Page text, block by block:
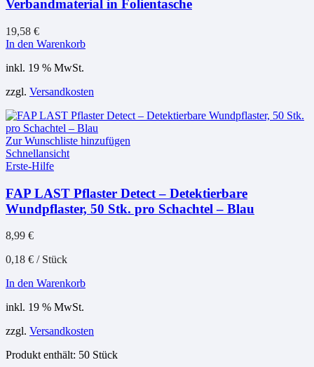
Verbandmaterial in Folientasche
19,58 €
In den Warenkorb
inkl. 19 % MwSt.
zzgl. Versandkosten
Zur Wunschliste hinzufügen
Schnellansicht
Erste-Hilfe
FAP LAST Pflaster Detect – Detektierbare
Wundpflaster, 50 Stk. pro Schachtel – Blau
8,99 €
0,18 € / Stück
In den Warenkorb
inkl. 19 % MwSt.
zzgl. Versandkosten
Produkt enthält: 50 Stück